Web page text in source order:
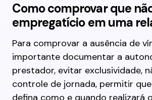
Como comprovar que
empregatício em uma
Para comprovar a ausência de
importante documentar a
prestador, evitar exclusividade,
controle de jornada, permitir
defina como e quando realizará